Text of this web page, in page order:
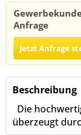
Anfrage
Jetzt Anfrage
Beschreibung
Die
überzeugt